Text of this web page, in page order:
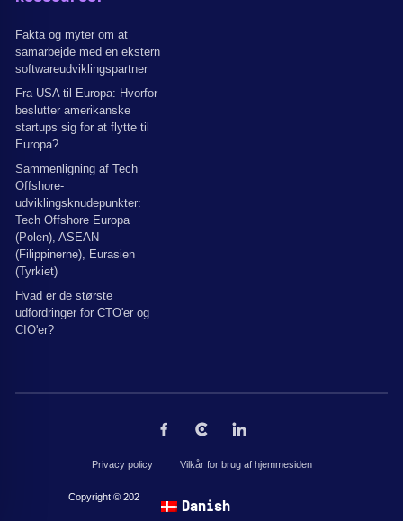
Fakta og myter om at
samarbejde med en ekstern
softwareudviklingspartner
Fra USA til Europa: Hvorfor
beslutter amerikanske
startups sig for at flytte til
Europa?
Sammenligning af Tech
Offshore-
udviklingsknudepunkter:
Tech Offshore Europa
(Polen), ASEAN
(Filippinerne), Eurasien
(Tyrkiet)
Hvad er de største
udfordringer for CTO'er og
CIO'er?
Privacy policy Vilkår for brug af hjemmesiden
Copyright © 2026 af The Codest. Alle rettigheder forbeholdes.
Danish